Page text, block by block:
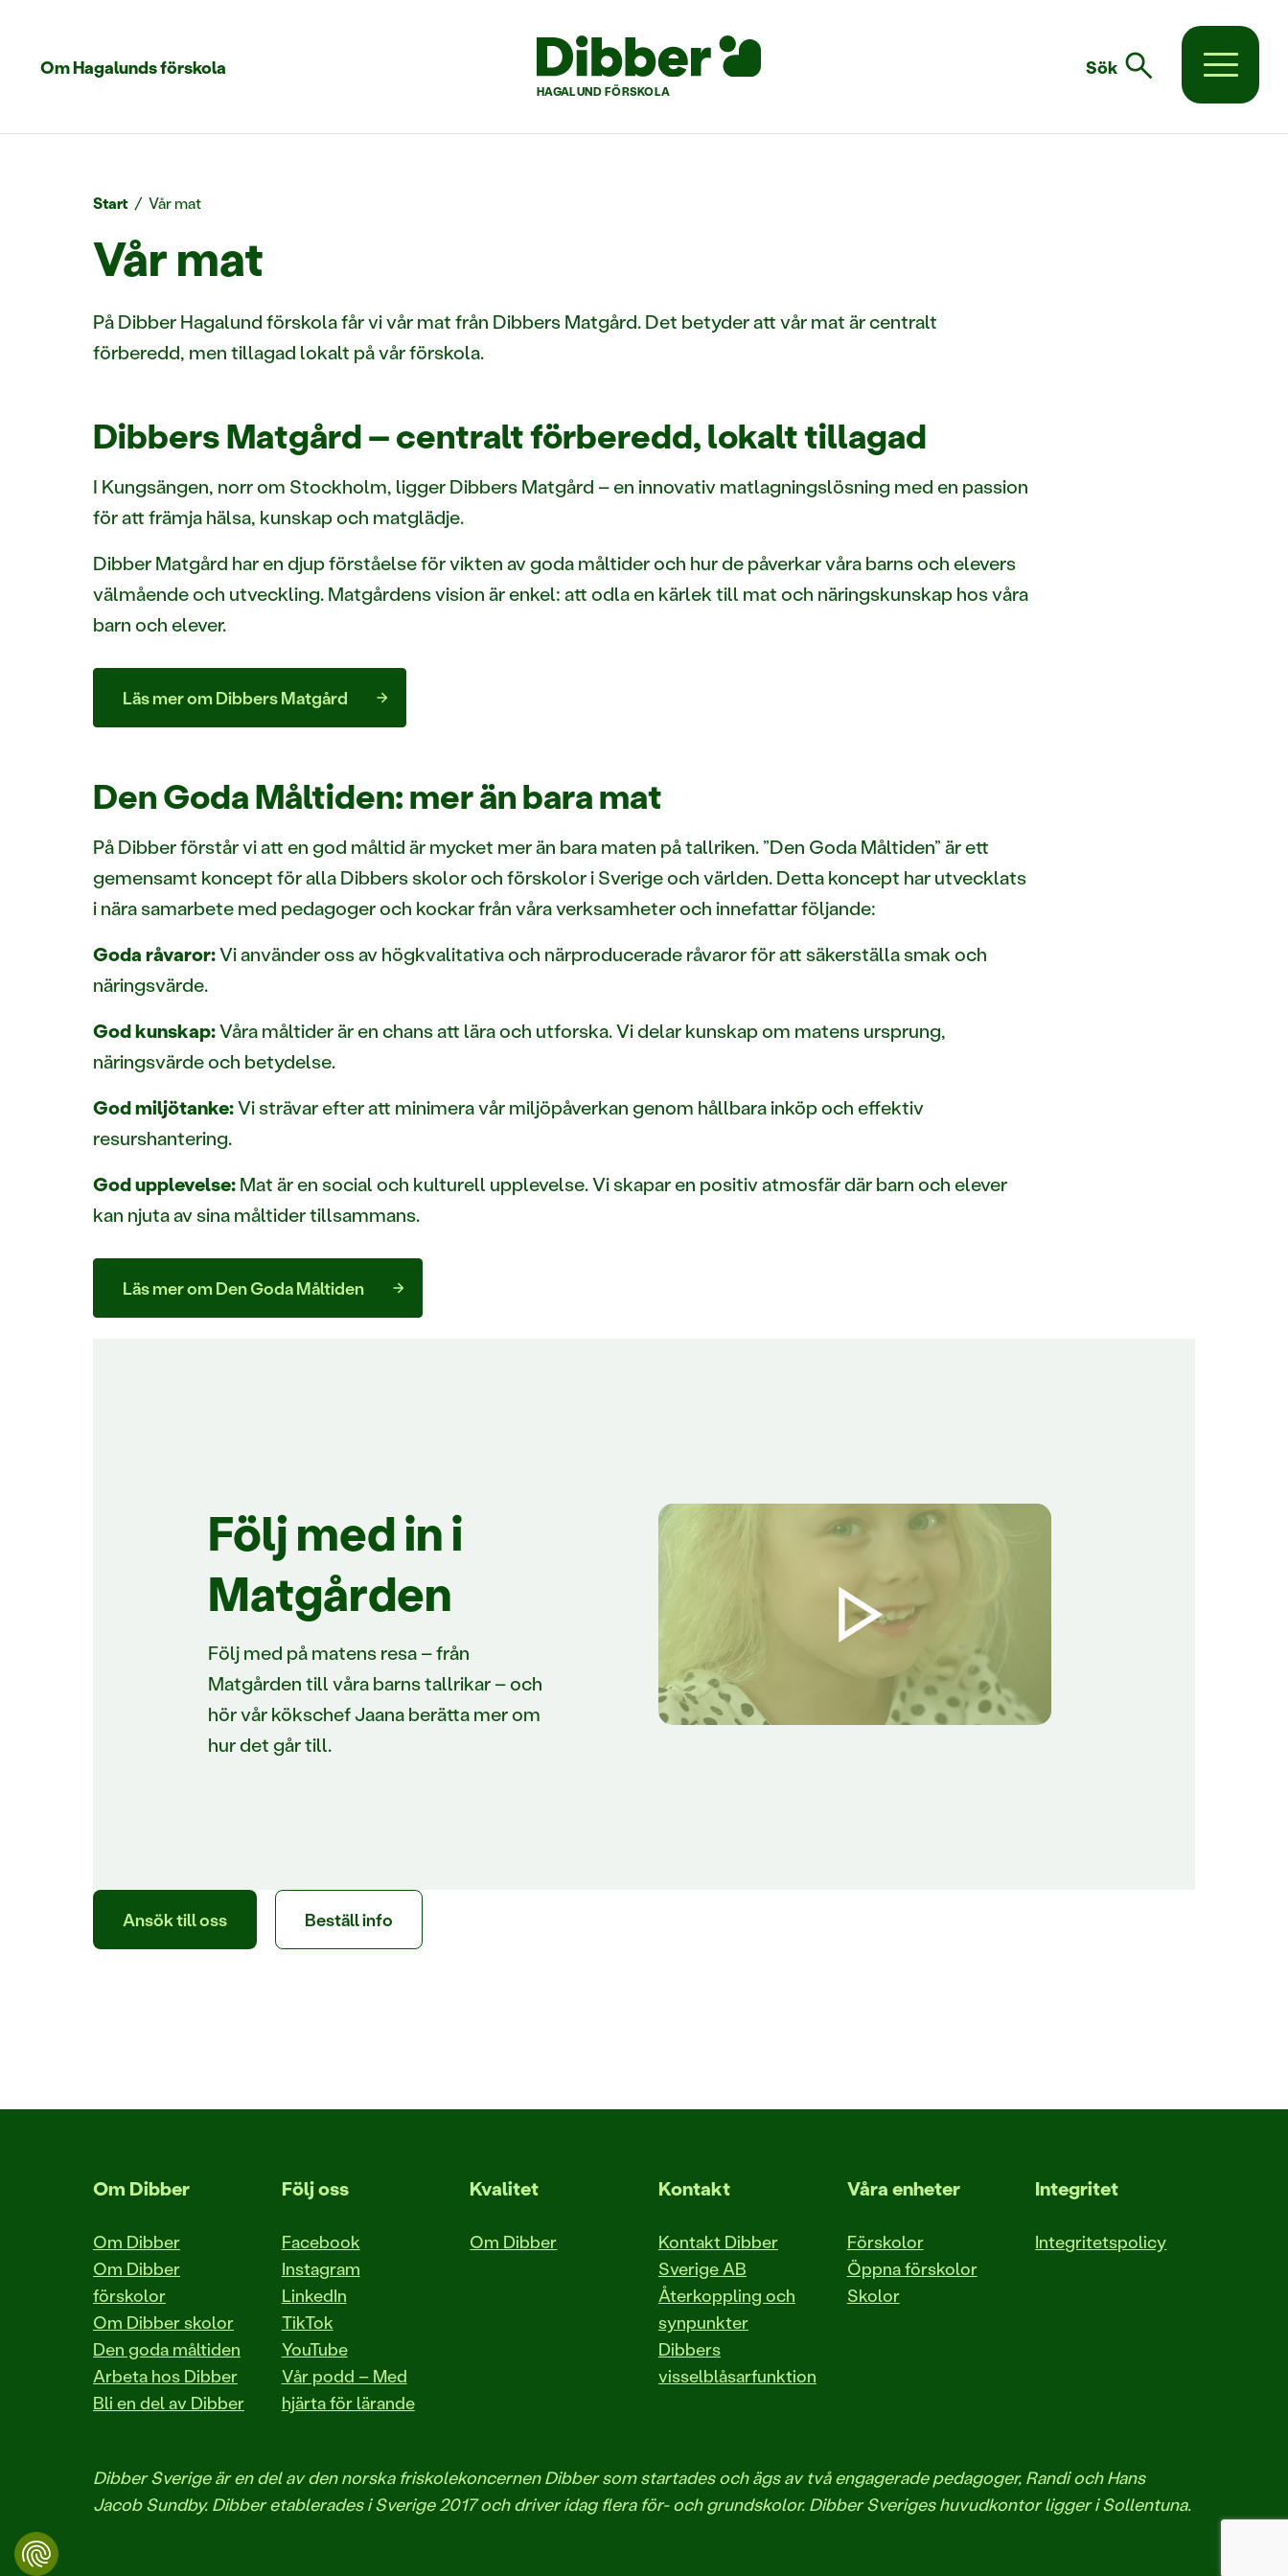
Om Hagalunds förskola
HAGALUND FÖRSKOLA
Sök search
Start / Vår mat
Vår mat
På Dibber Hagalund förskola får vi vår mat från Dibbers Matgård. Det betyder att vår mat är centralt
förberedd, men tillagad lokalt på vår förskola.
Dibbers Matgård – centralt förberedd, lokalt tillagad
I Kungsängen, norr om Stockholm, ligger Dibbers Matgård – en innovativ matlagningslösning med en passion
för att främja hälsa, kunskap och matglädje.
Dibber Matgård har en djup förståelse för vikten av goda måltider och hur de påverkar våra barns och elevers
välmående och utveckling. Matgårdens vision är enkel: att odla en kärlek till mat och näringskunskap hos våra
barn och elever.
Läs mer om Dibbers Matgård
Den Goda Måltiden: mer än bara mat
På Dibber förstår vi att en god måltid är mycket mer än bara maten på tallriken. ”Den Goda Måltiden” är ett
gemensamt koncept för alla Dibbers skolor och förskolor i Sverige och världen. Detta koncept har utvecklats
i nära samarbete med pedagoger och kockar från våra verksamheter och innefattar följande:
Goda råvaror:Vi använder oss av högkvalitativa och närproducerade råvaror för att säkerställa smak och
näringsvärde.
God kunskap:Våra måltider är en chans att lära och utforska. Vi delar kunskap om matens ursprung,
näringsvärde och betydelse.
God miljötanke:Vi strävar efter att minimera vår miljöpåverkan genom hållbara inköp och effektiv
resurshantering.
God upplevelse:Mat är en social och kulturell upplevelse. Vi skapar en positiv atmosfär där barn och elever
kan njuta av sina måltider tillsammans.
Läs mer om Den Goda Måltiden
Följ med in i
Matgården
Följ med på matens resa – från
Matgården till våra barns tallrikar – och
hör vår kökschef Jaana berätta mer om
hur det går till.
Ansök till oss Beställ info
Om Dibber
Om Dibber
Om Dibber
förskolor
Om Dibber skolor
Den goda måltiden
Arbeta hos Dibber
Bli en del av Dibber
Följ oss
Facebook
Instagram
LinkedIn
TikTok
YouTube
Vår podd – Med
hjärta för lärande
Kvalitet
Om Dibber
Kontakt
Kontakt Dibber
Sverige AB
Återkoppling och
synpunkter
Dibbers
visselblåsarfunktion
Våra enheter
Förskolor
Öppna förskolor
Skolor
Integritet
Integritetspolicy
Dibber Sverige är en del av den norska friskolekoncernen Dibber som startades och ägs av två engagerade pedagoger, Randi och Hans
Jacob Sundby. Dibber etablerades i Sverige 2017 och driver idag flera för- och grundskolor. Dibber Sveriges huvudkontor ligger i Sollentuna.